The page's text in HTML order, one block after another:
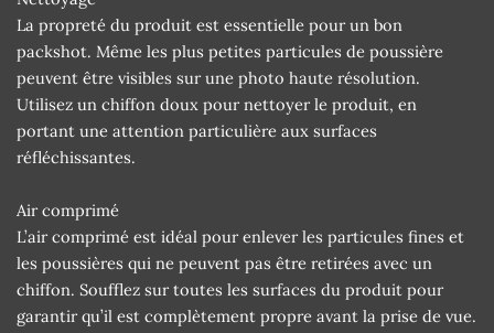
La propreté du produit est essentielle pour un bon
packshot. Même les plus petites particules de poussière
peuvent être visibles sur une photo haute résolution.
Utilisez un chiffon doux pour nettoyer le produit, en
portant une attention particulière aux surfaces
réfléchissantes.
Air comprimé
L’air comprimé est idéal pour enlever les particules fines et
les poussières qui ne peuvent pas être retirées avec un
chiffon. Soufflez sur toutes les surfaces du produit pour
garantir qu’il est complètement propre avant la prise de vue.